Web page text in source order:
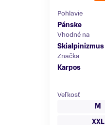
Pohlavie
Pánske
Vhodné na
Skialpinizmus
Značka
Karpos
Veľkosť
M
XXL